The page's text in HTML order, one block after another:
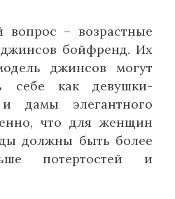
– возрастные
бойфренд. Их
джинсов могут
себе как девушки-
дамы элегантного
что для женщин
должны быть более
потертостей и